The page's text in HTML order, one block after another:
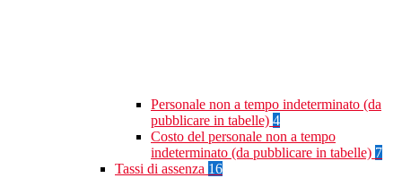
Personale non a tempo indeterminato (da
pubblicare in tabelle) 4
Costo del personale non a tempo
indeterminato (da pubblicare in tabelle) 7
Tassi di assenza 16